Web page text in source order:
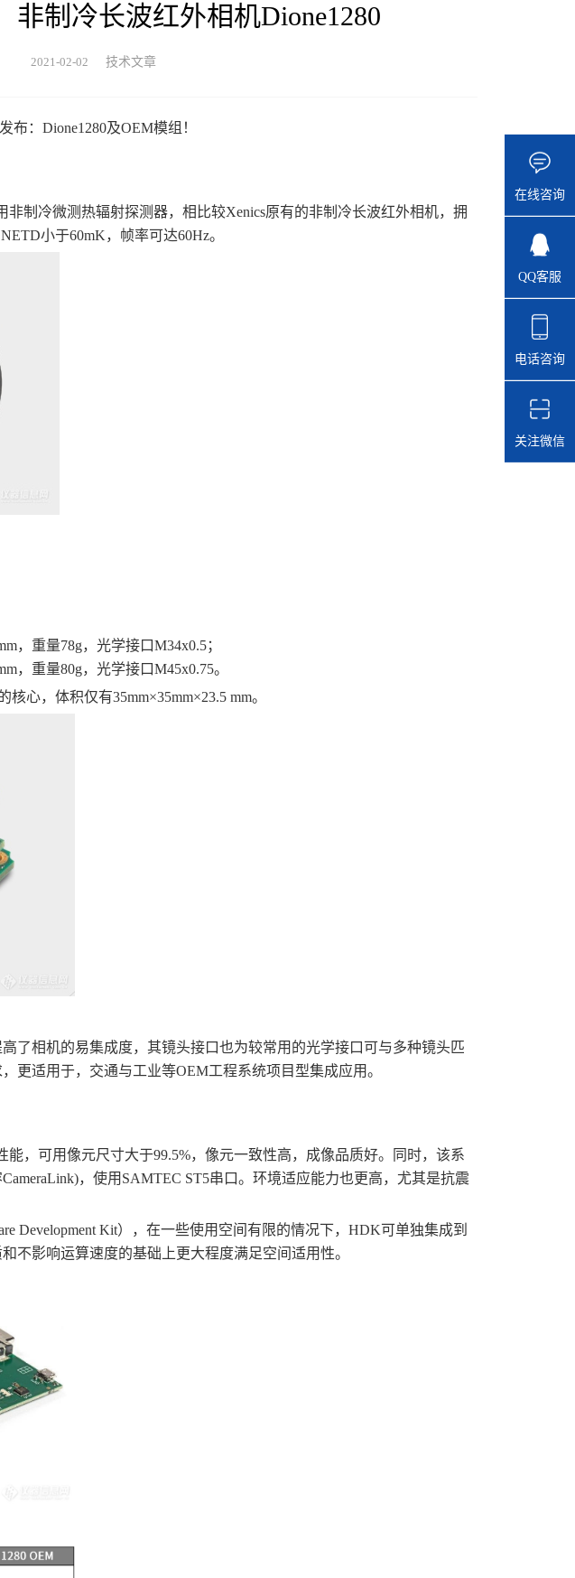
非制冷长波红外相机Dione1280
2021-02-02 技术文章
：Dione1280及OEM模组！
非制冷微测热辐射探测器，相比较Xenics原有的非制冷长波红外相机，拥
小于60mK，帧率可达60Hz。
，重量78g，光学接口M34x0.5；
，重量80g，光学接口M45x0.75。
心，体积仅有35mm×35mm×23.5 mm。
了相机的易集成度，其镜头接口也为较常用的光学接口可与多种镜头匹
更适用于，交通与工业等OEM工程系统项目型集成应用。
能，可用像元尺寸大于99.5%，像元一致性高，成像品质好。同时，该系
，使用SAMTEC ST5串口。环境适应能力也更高，尤其是抗震
Development Kit），在一些使用空间有限的情况下，HDK可单独集成到
不影响运算速度的基础上更大程度满足空间适用性。
在线咨询
QQ客服
电话咨询
关注微信